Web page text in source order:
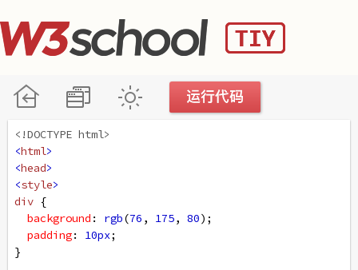
<!DOCTYPE html>
<html>
<head>
<style>
div {
background : rgb(76 , 175, 80);
padding: 10px;
}